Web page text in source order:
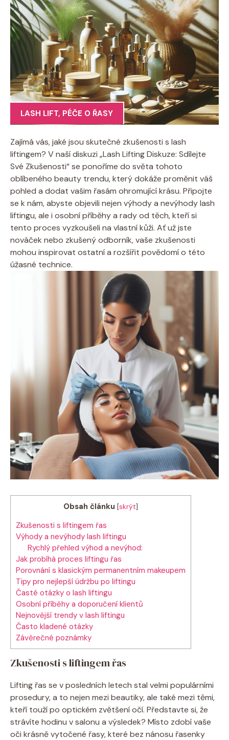
LASH LIFT, PÉČE O ŘASY
Zajímá vás, jaké jsou skutečné zkušenosti s lash
liftingem? V naší diskuzi „Lash Lifting Diskuze: Sdílejte
Své Zkušenosti“ se ponoříme do světa tohoto
oblíbeného beauty trendu, který dokáže proměnit váš
pohled a dodat vašim řasám ohromující krásu. Připojte
se k nám, abyste objevili nejen výhody a nevýhody lash
liftingu, ale i osobní příběhy a rady od těch, kteří si
tento proces vyzkoušeli na vlastní kůži. Ať už jste
nováček nebo zkušený odborník, vaše zkušenosti
mohou inspirovat ostatní a rozšířit povědomí o této
úžasné technice.
Obsah článku [skrýt]
Zkušenosti s liftingem řas
Výhody a nevýhody lash liftingu
Rychlý přehled výhod a nevýhod:
Jak probíhá proces liftingu řas
Porovnání s klasickým permanentním makeupem
Tipy pro nejlepší údržbu po liftingu
Časté otázky o lash liftingu
Osobní příběhy a doporučení klientů
Nejnovější trendy v lash liftingu
Často kladené otázky
Závěrečné poznámky
Zkušenosti s liftingem řas
Lifting řas se v posledních letech stal velmi populárními
prosedury, a to nejen mezi beautiky, ale také mezi těmi,
kteří touží po optickém zvětšení očí. Představte si, že
strávíte hodinu v salonu a výsledek? Místo zdobí vaše
oči krásně vytočené řasy, které bez nánosu řasenky